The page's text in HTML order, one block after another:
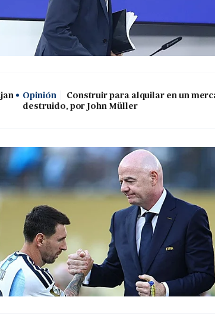
Opinión
Construir para alquilar en un
destruido, por John Müller